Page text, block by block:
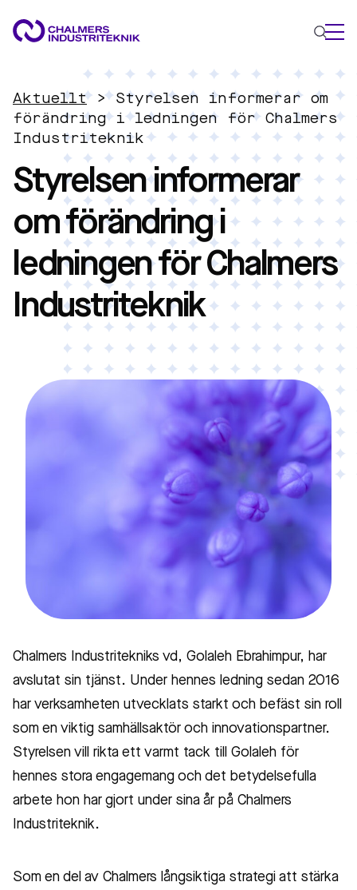
VAD VI GÖR
VÅRA EXPERTOMRÅDEN
Cirkulär ekonomi
Energi
Innovationsledning
Material
Tillämpad AI
AKTUELLT
OM OSS
KONTAKTA OSS
JOBBA HOS OSS
Aktuellt> Styrelsen informerar om
förändring i ledningen för Chalmers
Industriteknik
Styrelsen informerar
om förändring i
ledningen för Chalmers
Industriteknik
Chalmers Industritekniks vd, Golaleh Ebrahimpur, har
avslutat sin tjänst. Under hennes ledning sedan 2016
har verksamheten utvecklats starkt och befäst sin roll
som en viktig samhällsaktör och innovationspartner.
Styrelsen vill rikta ett varmt tack till Golaleh för
hennes stora engagemang och det betydelsefulla
arbete hon har gjort under sina år på Chalmers
Industriteknik.
Som en del av Chalmers långsiktiga strategi att stärka